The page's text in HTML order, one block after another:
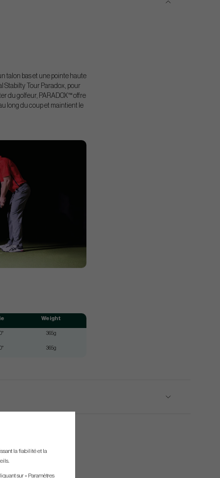
talon bas et une pointe haute
Stabilty Tour Paradox, pour
du golfeur, PARADOX™ offre
long du coup et maintient le
Weight
365g
365g
la fiabilité et la
sur « Paramètres